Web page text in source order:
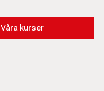
Våra kurser